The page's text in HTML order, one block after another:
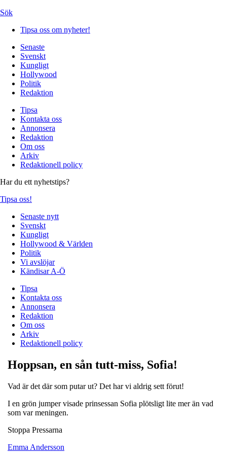
Sök
Tipsa oss om nyheter!
Senaste
Svenskt
Kungligt
Hollywood
Politik
Redaktion
Tipsa
Kontakta oss
Annonsera
Redaktion
Om oss
Arkiv
Redaktionell policy
Har du ett nyhetstips?
Tipsa oss!
Senaste nytt
Svenskt
Kungligt
Hollywood & Världen
Politik
Vi avslöjar
Kändisar A-Ö
Tipsa
Kontakta oss
Annonsera
Redaktion
Om oss
Arkiv
Redaktionell policy
Hoppsan, en sån tutt-miss, Sofia!
Vad är det där som putar ut? Det har vi aldrig sett förut!
I en grön jumper visade prinsessan Sofia plötsligt lite mer än vad
som var meningen.
Stoppa Pressarna
Emma Andersson